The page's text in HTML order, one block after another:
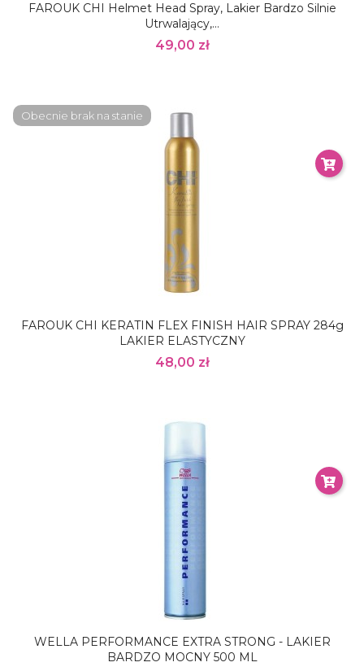
FAROUK CHI Helmet Head Spray, Lakier Bardzo Silnie
Utrwalający,...
49,00 zł
FAROUK CHI KERATIN FLEX FINISH HAIR SPRAY 284g
LAKIER ELASTYCZNY
48,00 zł
Obecnie brak na stanie
WELLA PERFORMANCE EXTRA STRONG - LAKIER
BARDZO MOCNY 500 ML